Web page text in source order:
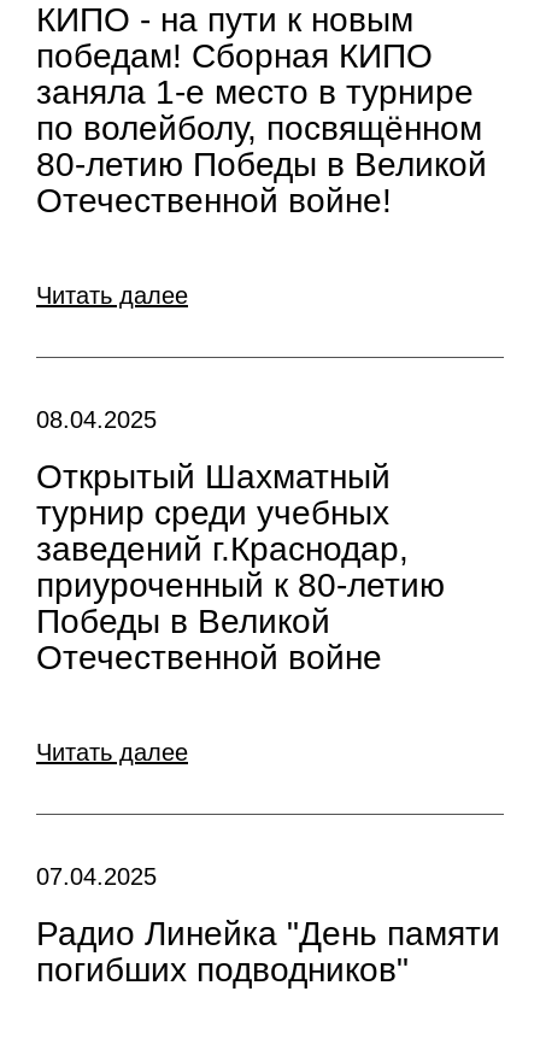
КИПО - на пути к новым
победам! Сборная КИПО
заняла 1-е место в турнире
по волейболу, посвящённом
80-летию Победы в Великой
Отечественной войне!
Читать далее
08.04.2025
Открытый Шахматный
турнир среди учебных
заведений г.Краснодар,
приуроченный к 80-летию
Победы в Великой
Отечественной войне
Читать далее
07.04.2025
Радио Линейка "День памяти
погибших подводников"